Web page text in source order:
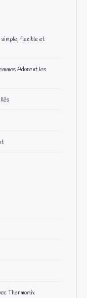
simple, flexible et
Adorent les
Thermomix